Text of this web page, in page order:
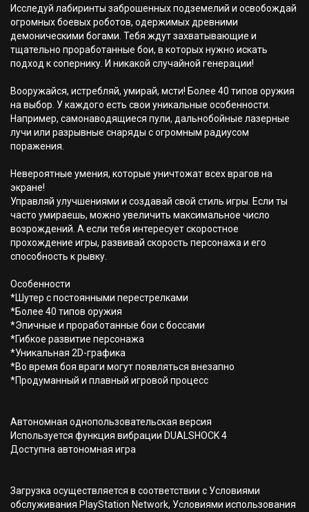
Исследуй лабиринты заброшенных подземелий и освобождай
огромных боевых роботов, одержимых древними
демоническими богами. Тебя ждут захватывающие и
тщательно проработанные бои, в которых нужно искать
подход к сопернику. И никакой случайной генерации!
Вооружайся, истребляй, умирай, мсти! Более 40 типов оружия
на выбор. У каждого есть свои уникальные особенности.
Например, самонаводящиеся пули, дальнобойные лазерные
лучи или разрывные снаряды с огромным радиусом
поражения.
Невероятные умения, которые уничтожат всех врагов на
экране!
Управляй улучшениями и создавай свой стиль игры. Если ты
часто умираешь, можно увеличить максимальное число
возрождений. А если тебя интересует скоростное
прохождение игры, развивай скорость персонажа и его
способность к рывку.
Особенности
*Шутер с постоянными перестрелками
*Более 40 типов оружия
*Эпичные и проработанные бои с боссами
*Гибкое развитие персонажа
*Уникальная 2D-графика
*Во время боя враги могут появляться внезапно
*Продуманный и плавный игровой процесс
Автономная однопользовательская версия
Используется функция вибрации DUALSHOCK 4
Доступна автономная игра
Загрузка осуществляется в соответствии с Условиями
обслуживания PlayStation Network, Условиями использования